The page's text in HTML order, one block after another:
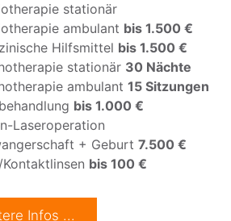
stationär
ambulant bis 1.500 €
Hilfsmittel bis 1.500 €
stationär 30 Nächte
ambulant 15 Sitzungen
bis 1.000 €
Laseroperation
+ Geburt 7.500 €
bis 100 €
Infos ...